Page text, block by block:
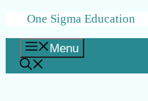
Skip
content
One Sigma Education
Menu